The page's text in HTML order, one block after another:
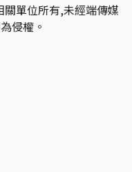
關單位所有,未經端傳媒
侵權。